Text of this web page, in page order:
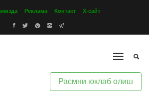
Реклама Контакт Х-сайт
Расмни юклаб олиш